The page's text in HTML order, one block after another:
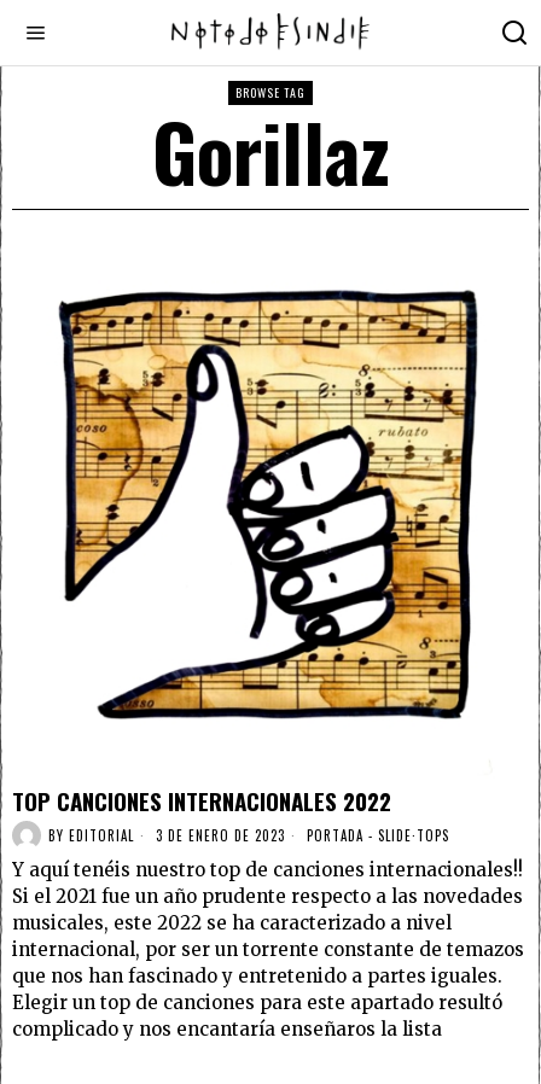
BROWSE TAG
Gorillaz
TOP CANCIONES INTERNACIONALES 2022
BY EDITORIAL 3 DE ENERO DE 2023 PORTADA - SLIDE·TOPS
Y aquí tenéis nuestro top de canciones internacionales!!
Si el 2021 fue un año prudente respecto a las novedades
musicales, este 2022 se ha caracterizado a nivel
internacional, por ser un torrente constante de temazos
que nos han fascinado y entretenido a partes iguales.
Elegir un top de canciones para este apartado resultó
complicado y nos encantaría enseñaros la lista